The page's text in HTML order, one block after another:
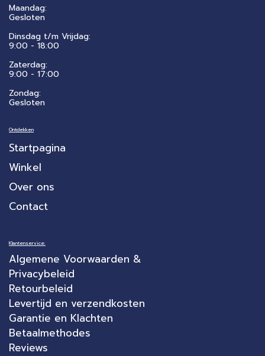
Maandag:
Gesloten
Dinsdag t/m Vrijdag:
9:00 - 18:00
Zaterdag:
​9:00 - 17:00
Zondag:
Gesloten
Ontdekken
Startpagina
Winkel
Over ons
Contact
Klantenservice:
Algemene Voorwaarden &
Privacybeleid
Retourbeleid
Levertijd en verzendkosten
Garantie en Klachten
Betaalmethodes
Reviews